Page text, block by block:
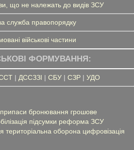
що не належать до видів ЗСУ
служба правопорядку
військові частини
ФОРМУВАННЯ:
| ДССЗЗІ | СБУ| СЗР| УДО
бронювання грошове
підсумки реформа ЗСУ
територіальна оборона цифровізація